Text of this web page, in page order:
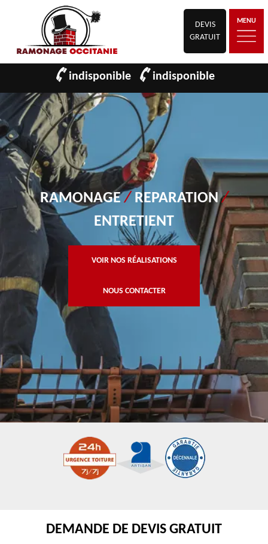
DEVIS
GRATUIT
MENU
indisponible indisponible
RAMONAGE/ REPARATION/
ENTRETIENT
VOIR NOS RÉALISATIONS
NOUS CONTACTER
DEMANDE DE DEVIS GRATUIT